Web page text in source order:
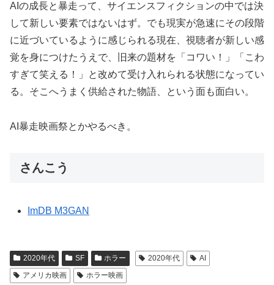
AIの成長と暴走って、サイエンスフィクションの中では決
して新しい要素ではないはず。でも現実が急速にその段階
に近づいているように感じられる現在、視聴者が新しい感
覚を身につけたうえで、旧来の題材を「コワい！」「こわ
すぎて笑える！」と改めて受け入れられる状態になってい
る。そこへうまく供給された物語、という面も面白い。
AI暴走映画祭とかやるべき。
さんこう
ImDB M3GAN
2020年代 SF ホラー 2020年代
AI
アメリカ映画
ホラー映画